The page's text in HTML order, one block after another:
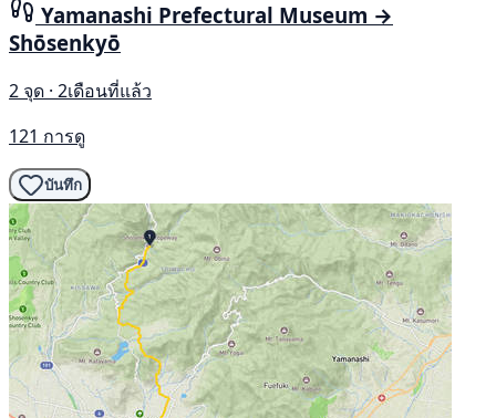
Yamanashi Prefectural Museum →
Shōsenkyō
2 จุด · 2เดือนที่แล้ว
121 การดู
บันทึก